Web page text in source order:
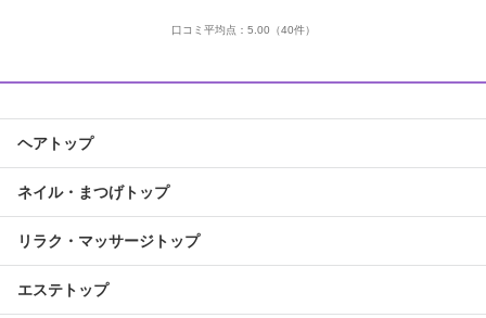
口コミ平均点： 5.00 （40件）
ヘアトップ
ネイル・まつげトップ
リラク・マッサージトップ
エステトップ